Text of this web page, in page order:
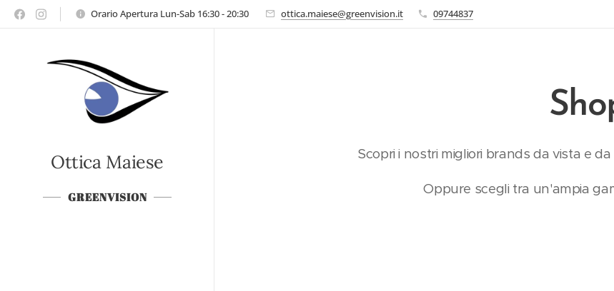
Orario Apertura Lun-Sab 16:30 - 20:30 ottica.maiese@greenvision.it 09744837
Ottica Maiese
a
GREENVISION
Scopri i nostri migliori brands da vista e
Oppure scegli tra un'ampia